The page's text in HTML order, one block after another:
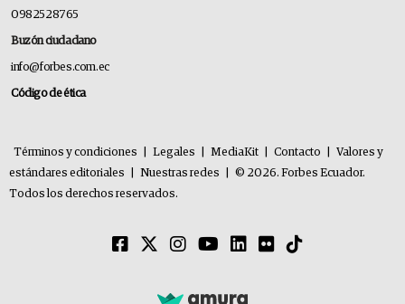
0982528765
Buzón ciudadano
info@forbes.com.ec
Código de ética
Términos y condiciones Legales MediaKit Contacto
Valores y
estándares editoriales
Nuestras redes
© 2026. Forbes Ecuador.
Todos los derechos reservados.